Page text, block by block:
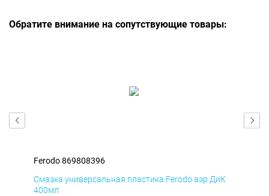
Обратите внимание на сопутствующие товары:
Ferodo 869808396
Смазка универсальная пластика Ferodo аэр ДиК
400мл